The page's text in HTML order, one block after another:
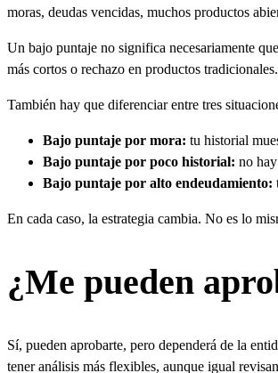
moras, deudas vencidas, muchos productos
Un bajo puntaje no significa necesariamente
más cortos o rechazo en productos tradicionales.
También hay que diferenciar entre tres
Bajo puntaje por mora: tu historial
Bajo puntaje por poco historial: no
Bajo puntaje por alto endeudamiento:
En cada caso, la estrategia cambia. No es lo
¿Me pueden
Sí, pueden aprobarte, pero dependerá de la
tener análisis más flexibles, aunque igual